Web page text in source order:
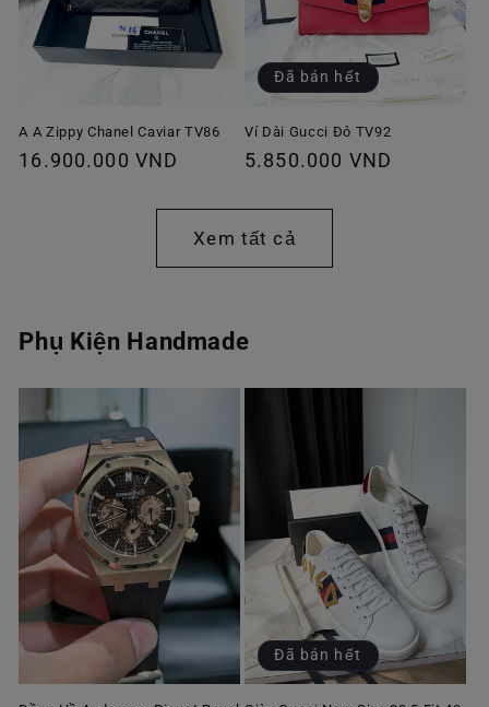
A A Zippy Chanel Caviar TV86
Giá
16.900.000 VND
Đã bán hết
Ví Dài Gucci Đỏ TV92
Giá
thường
5.850.000 VND
Xem tất cả
Phụ Kiện Handmade
Đã bán hết